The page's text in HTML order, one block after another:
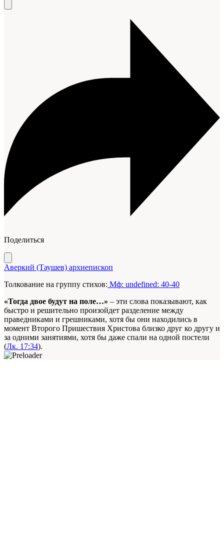
Поделиться
Аверкий (Таушев) архиепископ
Толкование на группу стихов: Мф: undefined: 40-40
«Тогда двое будут на поле…» – эти слова показывают, как
быстро и решительно произойдет разделение между
праведниками и грешниками, хотя бы они находились в
момент Второго Пришествия Христова близко друг ко другу и
за одними занятиями, хотя бы даже спали на одной постели
(Лк. 17:34).